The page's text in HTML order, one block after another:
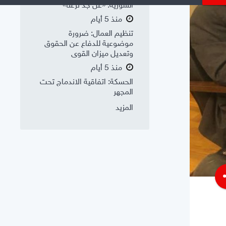
السورية: «عن جد نزعتا»
منذ 5 أيام
تنظيم العمال: ضرورة
موضوعية للدفاع عن الحقوق
وتعديل ميزان القوى
منذ 5 أيام
الحسكة: اتفاقية الاندماج تحت
المجهر
المزيد